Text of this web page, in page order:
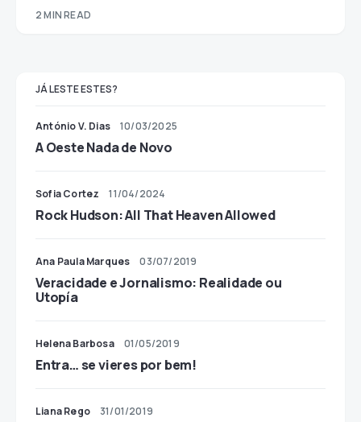
2 MIN READ
JÁ LESTE ESTES?
António V. Dias 10/03/2025
A Oeste Nada de Novo
Sofia Cortez 11/04/2024
Rock Hudson: All That Heaven Allowed
Ana Paula Marques 03/07/2019
Veracidade e Jornalismo: Realidade ou
Utopía
Helena Barbosa 01/05/2019
Entra… se vieres por bem!
Liana Rego 31/01/2019